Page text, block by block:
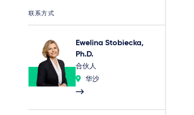
联系方式
Ewelina Stobiecka,
Ph.D.
合伙人
华沙